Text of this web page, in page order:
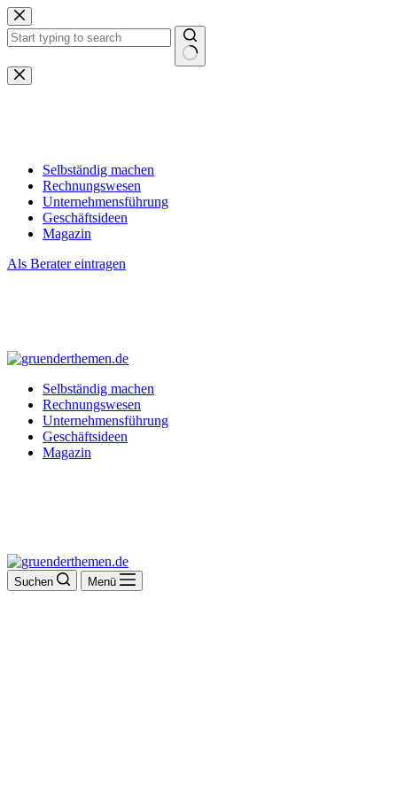
Zum
Inhalt
springen
Keine
Ergebnisse
Selbständig machen
Rechnungswesen
Unternehmensführung
Geschäftsideen
Magazin
Als Berater eintragen
Selbständig machen
Rechnungswesen
Unternehmensführung
Geschäftsideen
Magazin
Suchen Menü